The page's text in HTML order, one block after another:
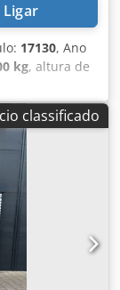
Ligar
17130, Ano
kg, altura de
, tipo de
mm, tensão da
mm
marking
000027
D Iofx
classificado